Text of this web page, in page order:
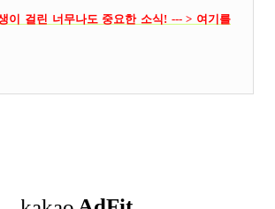
이 걸린 너무나도 중요한 소식! --- > 여기를